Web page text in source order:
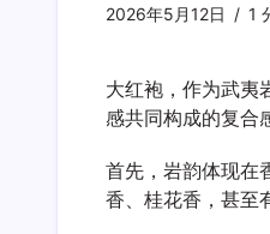
2026年5月12日
1
大红袍，作为武夷
感共同构成的复合
首先，岩韵体现在
香、桂花香，甚至